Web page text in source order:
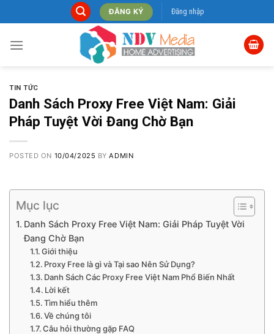
to
content
ĐĂNG KÝ Đăng nhập
TIN TỨC
Danh Sách Proxy Free Việt Nam: Giải
Pháp Tuyệt Vời Đang Chờ Bạn
POSTED ON 10/04/2025 BYADMIN
Mục lục
Danh Sách Proxy Free Việt Nam: Giải Pháp Tuyệt Vời
Đang Chờ Bạn
Giới thiệu
Proxy Free là gì và Tại sao Nên Sử Dụng?
Danh Sách Các Proxy Free Việt Nam Phổ Biến Nhất
Lời kết
Tìm hiểu thêm
Về chúng tôi
Câu hỏi thường gặp FAQ